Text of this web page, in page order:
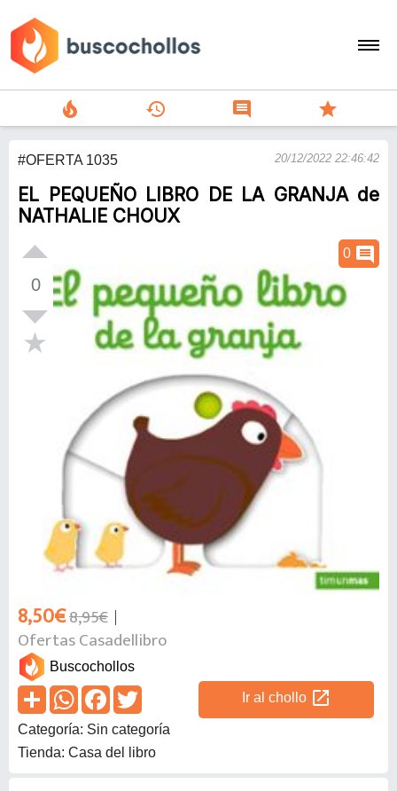
search
person
add
Menu
local_fire_department history comment star
#OFERTA 1035 20/12/2022 22:46:42
EL PEQUEÑO LIBRO DE LA GRANJA de
NATHALIE CHOUX
0
0 comment
8,50€8,95€
Ofertas Casadellibro
Buscochollos
Ir al chollo open_in_new
Categoría: Sin categoría
Tienda: Casa del libro